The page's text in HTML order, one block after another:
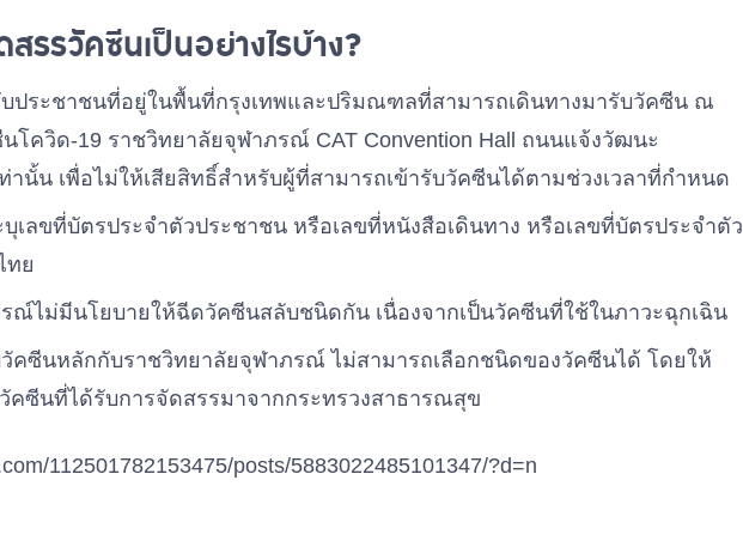
สรรวัคซีนเป็นอย่างไรบ้าง?
ประชาชนที่อยู่ในพื้นที่กรุงเทพและปริมณฑลที่สามารถเดินทางมารับวัคซีน ณ
โควิด-19 ราชวิทยาลัยจุฬาภรณ์ CAT Convention Hall ถนนแจ้งวัฒนะ
านั้น เพื่อไม่ให้เสียสิทธิ์สำหรับผู้ที่สามารถเข้ารับวัคซีนได้ตามช่วงเวลาที่กำหนด
บุเลขที่บัตรประจำตัวประชาชน หรือเลขที่หนังสือเดินทาง หรือเลขที่บัตรประจำตัว
ทย
ณ์ไม่มีนโยบายให้ฉีดวัคซีนสลับชนิดกัน เนื่องจากเป็นวัคซีนที่ใช้ในภาวะฉุกเฉิน
วัคซีนหลักกับราชวิทยาลัยจุฬาภรณ์ ไม่สามารถเลือกชนิดของวัคซีนได้ โดยให้
คซีนที่ได้รับการจัดสรรมาจากกระทรวงสาธารณสุข
112501782153475/posts/5883022485101347/?d=n